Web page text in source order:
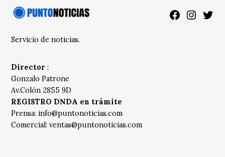
Facebook
Servicio de noticias.
Director :
Gonzalo Patrone
Av.Colón 2855 9D
REGISTRO DNDA en trámite
Prensa: info@puntonoticias.com
Comercial:ventas@puntonoticias.com